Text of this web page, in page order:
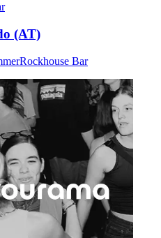
(AT)
Rockhouse Bar